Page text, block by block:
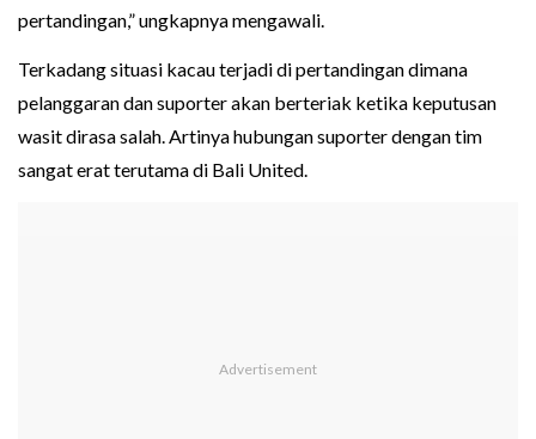
pertandingan,” ungkapnya mengawali.
Terkadang situasi kacau terjadi di pertandingan dimana
pelanggaran dan suporter akan berteriak ketika keputusan
wasit dirasa salah. Artinya hubungan suporter dengan tim
sangat erat terutama di Bali United.